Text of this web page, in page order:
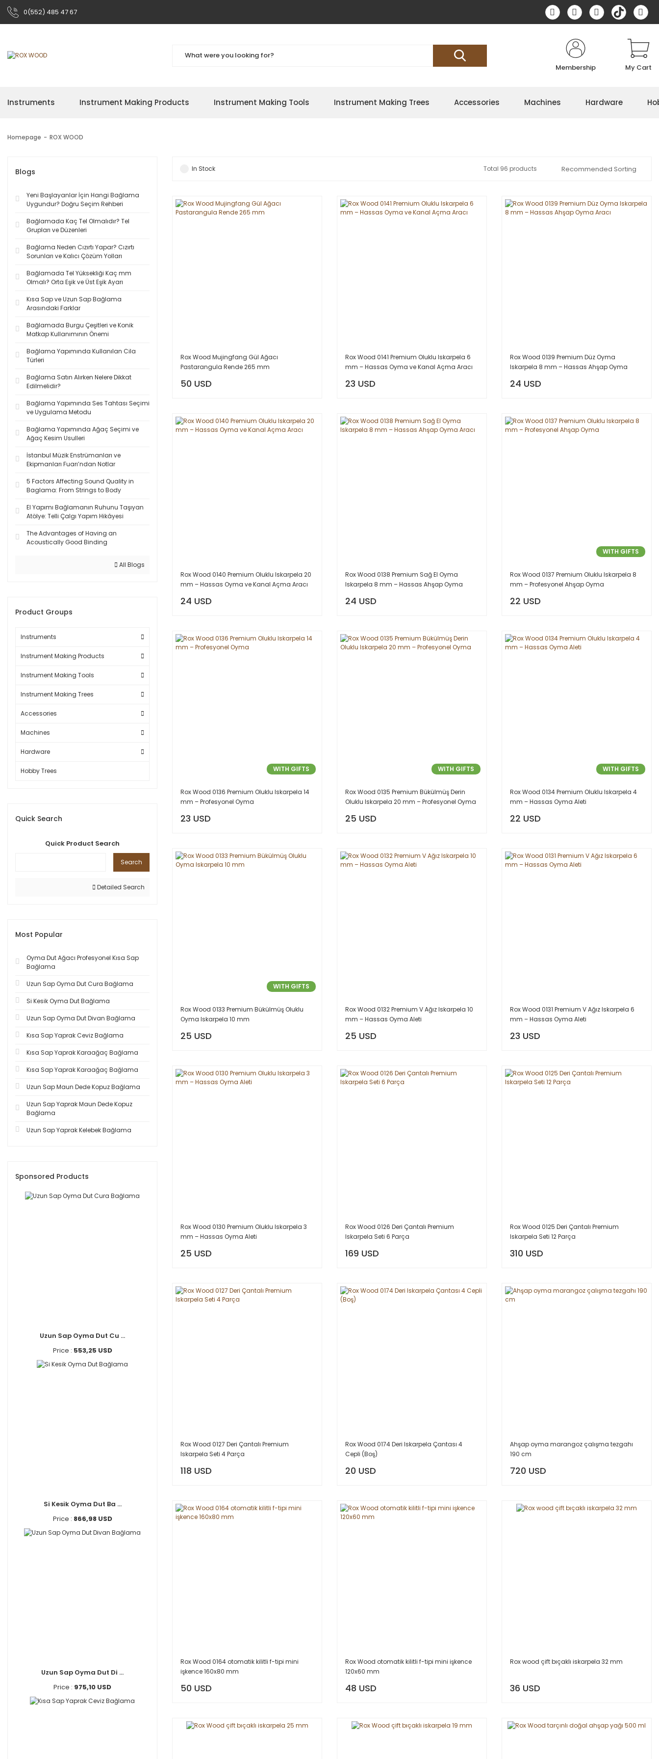
0(552) 485 47 67
Membership My Cart
Instruments Instrument Making Products Instrument Making Tools Instrument Making Trees Accessories Machines Hardware
Homepage ROX WOOD
Blogs
Yeni Başlayanlar İçin Hangi Bağlama
Uygundur? Doğru Seçim Rehberi
Bağlamada Kaç Tel Olmalıdır? Tel
Grupları ve Düzenleri
Bağlama Neden Cızırtı Yapar? Cızırtı
Sorunları ve Kalıcı Çözüm Yolları
Bağlamada Tel Yüksekliği Kaç mm
Olmalı? Orta Eşik ve Üst Eşik Ayarı
Kısa Sap ve Uzun Sap Bağlama
Arasındaki Farklar
Bağlamada Burgu Çeşitleri ve Konik
Matkap Kullanımının Önemi
Bağlama Yapımında Kullanılan Cila
Türleri
Bağlama Satın Alırken Nelere Dikkat
Edilmelidir?
Bağlama Yapımında Ses Tahtası Seçimi
ve Uygulama Metodu
Bağlama Yapımında Ağaç Seçimi ve
Ağaç Kesim Usulleri
İstanbul Müzik Enstrümanları ve
Ekipmanları Fuarı’ndan Notlar
5 Factors Affecting Sound Quality in
Baglama: From Strings to Body
El Yapımı Bağlamanın Ruhunu Taşıyan
Atölye: Telli Çalgı Yapım Hikâyesi
The Advantages of Having an
Acoustically Good Binding
All Blogs
Product Groups
Instruments
Instrument Making Products
Instrument Making Tools
Instrument Making Trees
Accessories
Machines
Hardware
Hobby Trees
Quick Search
Quick Product Search
Search
Detailed Search
Most Popular
Oyma Dut Ağacı Profesyonel Kısa Sap
Bağlama
Uzun Sap Oyma Dut Cura Bağlama
Si Kesik Oyma Dut Bağlama
Uzun Sap Oyma Dut Divan Bağlama
Kısa Sap Yaprak Ceviz Bağlama
Kısa Sap Yaprak Karaağaç Bağlama
Kısa Sap Yaprak Karaağaç Bağlama
Uzun Sap Maun Dede Kopuz Bağlama
Uzun Sap Yaprak Maun Dede Kopuz
Bağlama
Uzun Sap Yaprak Kelebek Bağlama
Sponsored Products
Uzun Sap Oyma Dut Cu ...
Price : 553,25 USD
Si Kesik Oyma Dut Ba ...
Price : 866,98 USD
Uzun Sap Oyma Dut Di ...
Price : 975,10 USD
In Stock Total 96 products
Rox Wood Mujingfang Gül Ağacı
Pastarangula Rende 265 mm
50 USD
Rox Wood 0141 Premium Oluklu Iskarpela 6
mm – Hassas Oyma ve Kanal Açma Aracı
23 USD
Rox Wood 0139 Premium Düz Oyma
Iskarpela 8 mm – Hassas Ahşap Oyma
24 USD
Rox Wood 0140 Premium Oluklu Iskarpela 20
mm – Hassas Oyma ve Kanal Açma Aracı
24 USD
Rox Wood 0138 Premium Sağ El Oyma
Iskarpela 8 mm – Hassas Ahşap Oyma
24 USD
WITH GIFTS
Rox Wood 0137 Premium Oluklu Iskarpela 8
mm – Profesyonel Ahşap Oyma
22 USD
WITH GIFTS
Rox Wood 0136 Premium Oluklu Iskarpela 14
mm – Profesyonel Oyma
23 USD
WITH GIFTS
Rox Wood 0135 Premium Bükülmüş Derin
Oluklu Iskarpela 20 mm – Profesyonel Oyma
25 USD
WITH GIFTS
Rox Wood 0134 Premium Oluklu Iskarpela 4
mm – Hassas Oyma Aleti
22 USD
WITH GIFTS
Rox Wood 0133 Premium Bükülmüş Oluklu
Oyma Iskarpela 10 mm
25 USD
Rox Wood 0132 Premium V Ağız Iskarpela 10
mm – Hassas Oyma Aleti
25 USD
Rox Wood 0131 Premium V Ağız Iskarpela 6
mm – Hassas Oyma Aleti
23 USD
Rox Wood 0130 Premium Oluklu Iskarpela 3
mm – Hassas Oyma Aleti
25 USD
Rox Wood 0126 Deri Çantalı Premium
Iskarpela Seti 6 Parça
169 USD
Rox Wood 0125 Deri Çantalı Premium
Iskarpela Seti 12 Parça
310 USD
Rox Wood 0127 Deri Çantalı Premium
Iskarpela Seti 4 Parça
118 USD
Rox Wood 0174 Deri Iskarpela Çantası 4
Cepli (Boş)
20 USD
Ahşap oyma marangoz çalışma tezgahı
190 cm
720 USD
Rox Wood 0164 otomatik kilitli f-tipi mini
işkence 160x80 mm
50 USD
Rox Wood otomatik kilitli f-tipi mini işkence
120x60 mm
48 USD
Rox wood çift bıçaklı iskarpela 32 mm
36 USD